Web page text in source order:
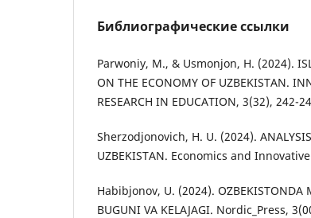
Библиографические ссылки
Parwoniy, M., & Usmonjon, H. (2024).
ON THE ECONOMY OF UZBEKISTAN.
RESEARCH IN EDUCATION, 3(32), 242-
Sherzodjonovich, H. U. (2024).
UZBEKISTAN. Economics and
Habibjonov, U. (2024). OʻZBEKISTONDA
BUGUNI VA KELAJAGI. Nordic_Press,